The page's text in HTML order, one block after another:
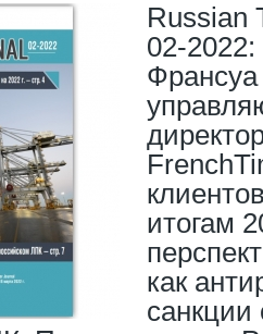
Russian
02-
итогам
как
санкции